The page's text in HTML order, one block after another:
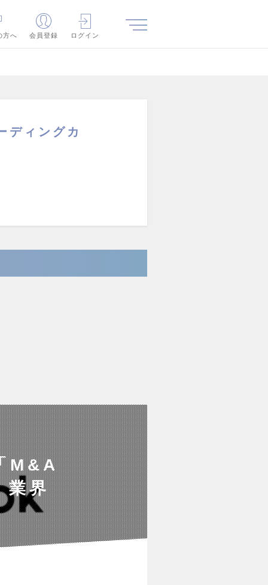
方へ
会員登録 ログイン
ディングカ
M&A
業界